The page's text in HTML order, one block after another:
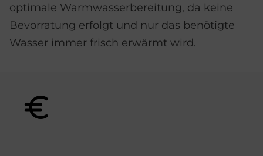
optimale Warmwasserbereitung, da keine
Bevorratung erfolgt und nur das benötigte
Wasser immer frisch erwärmt wird.